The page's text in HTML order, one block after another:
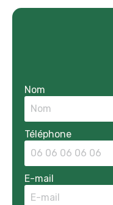
Nom
Téléphone
E-mail